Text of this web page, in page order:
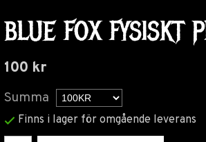
BLUE FOX FYSISKT
100 kr
Summa
Finns i lager för omgående leverans